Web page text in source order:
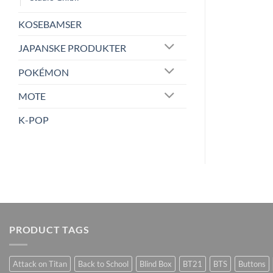
KOSEBAMSER
JAPANSKE PRODUKTER
POKÉMON
MOTE
K-POP
PRODUCT TAGS
Attack on Titan Back to School Blind Box BT21 BTS Buttons